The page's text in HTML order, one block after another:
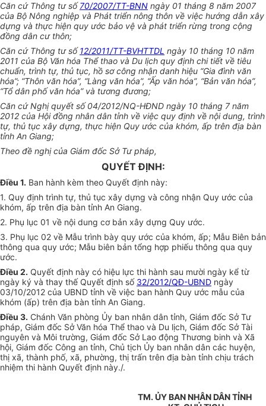
Căn cứ Thông tư số70/2007/TT-BNN ngày 01 tháng 8 năm 2007
của Bộ Nông nghiệp và Phát triển nông thôn về việc hướng dẫn xây
dựng và thực hiện quy ước bảo vệ và phát triển rừng trong cộng
đồng dân cư thôn;
Căn cứ Thông tư số12/2011/TT-BVHTTDL ngày 10 tháng 10 năm
2011 của Bộ Văn hóa Thể thao và Du lịch quy định chi tiết về tiêu
chuẩn, trình tự, thủ tục, hồ sơ công nhận danh hiệu “Gia đình văn
hóa”; “Thôn văn hóa”, “Làng văn hóa”, “Ấp văn hóa”, “Bản văn hóa”,
“Tổ dân phố văn hóa” và tương đương;
Căn cứ Nghị quyết số 04/2012/NQ-HĐND ngày 10 tháng 7 năm
2012 của Hội đồng nhân dân tỉnh về việc quy định về nội dung, trình
tự, thủ tục xây dựng, thực hiện Quy ước của khóm, ấp trên địa bàn
tỉnh An Giang;
Theo đề nghị của Giám đốc Sở Tư pháp,
QUYẾT ĐỊNH:
Điều 1. Ban hành kèm theo Quyết định này:
1. Quy định trình tự, thủ tục xây dựng và công nhận Quy ước của
khóm, ấp trên địa bàn tỉnh An Giang.
2. Phụ lục 01 về nội dung cơ bản xây dựng Quy ước.
3. Phụ lục 02 về Mẫu trình bày quy ước của khóm, ấp; Mẫu Biên bản
thông qua quy ước; Mẫu biên bản tổng hợp phiếu thông qua quy
ước.
Điều 2. Quyết định này có hiệu lực thi hành sau mười ngày kể từ
ngày ký và thay thế Quyết định số 32/2012/QĐ-UBND ngày
03/10/2012 của UBND tỉnh về việc ban hành Quy ước mẫu của
khóm (ấp) trên địa bàn tỉnh An Giang.
Điều 3. Chánh Văn phòng Ủy ban nhân dân tỉnh, Giám đốc Sở Tư
pháp, Giám đốc Sở Văn hóa Thể thao và Du lịch, Giám đốc Sở Tài
nguyên và Môi trường, Giám đốc Sở Lao động Thương binh và Xã
hội, Giám đốc Công an tỉnh, Chủ tịch Ủy ban nhân dân các huyện,
thị xã, thành phố, xã, phường, thị trấn trên địa bàn tỉnh chịu trách
nhiệm thi hành Quyết định này./.
TM. ỦY BAN NHÂN DÂN TỈNH